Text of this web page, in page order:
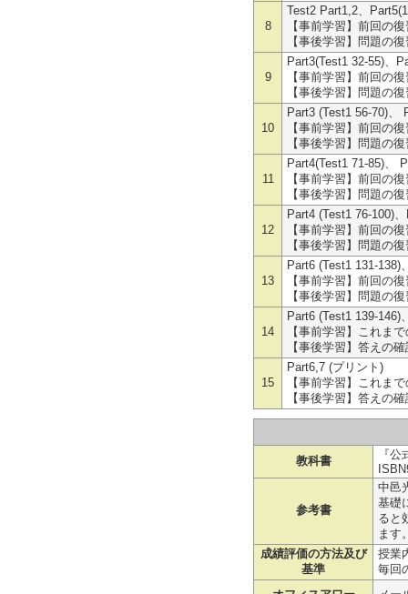
8
Test2 Part1,2、
【事前学習】前回の
【事後学習】問題の
9
Part3(Test1 32-55)、
【事前学習】前回の
【事後学習】問題の
10
Part3 (Test1 56-70)、
【事前学習】前回の
【事後学習】問題の
11
Part4(Test1 71-85)、
【事前学習】前回の
【事後学習】問題の
12
Part4 (Test1 76-100)
【事前学習】前回の
【事後学習】問題の
13
Part6 (Test1 131-
【事前学習】前回の
【事後学習】問題の
14
Part6 (Test1 139-146)
【事前学習】これま
【事後学習】答えの
15
Part6,7 (プリント)
【事前学習】これま
【事後学習】答えの
教科書
『
参考書
中邑
基礎
ると
ます
成績評価の方法及び
基準
授業
毎回